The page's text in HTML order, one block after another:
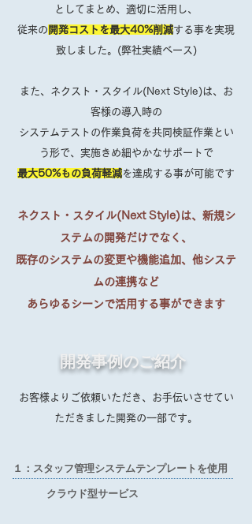
としてまとめ、適切に活用し、
従来の 開発コストを最大40%削減する事を実現
致しました。(弊社実績ベース)
また、ネクスト・スタイル(Next Style)は、お
客様の導入時の
システムテストの作業負荷を共同検証作業とい
う形で、実施きめ細やかなサポートで
最大50%もの負荷軽減を達成する事が可能です
ネクスト・スタイル(Next Style)は、新規シ
ステムの開発だけでなく、
既存のシステムの変更や機能追加、他システ
ムの連携など
あらゆるシーンで活用する事ができます
開発事例のご紹介
お客様よりご依頼いただき、お手伝いさせてい
ただきました開発の一部です。
１：スタッフ管理システムテンプレートを使用
クラウド型サービス